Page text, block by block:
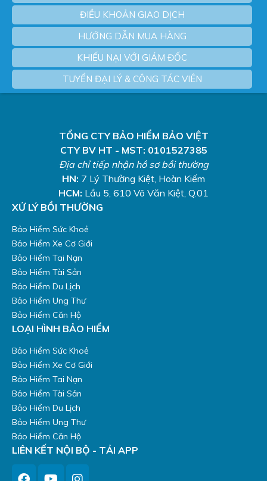
ĐIỀU KHOẢN GIAO DỊCH
HƯỚNG DẪN MUA HÀNG
KHIẾU NẠI VỚI GIÁM ĐỐC
TUYỂN ĐẠI LÝ & CÔNG TÁC VIÊN
TỔNG CTY BẢO HIỂM BẢO VIỆT
CTY BV HT - MST: 0101527385
Địa chỉ tiếp nhận hồ sơ bồi thường
HN: 7 Lý Thường Kiệt, Hoàn Kiếm
HCM: Lầu 5, 610 Võ Văn Kiệt, Q.01
XỬ LÝ BỒI THƯỜNG
Bảo Hiểm Sức Khoẻ
Bảo Hiểm Xe Cơ Giới
Bảo Hiểm Tai Nạn
Bảo Hiểm Tài Sản
Bảo Hiểm Du Lịch
Bảo Hiểm Ung Thư
Bảo Hiểm Căn Hộ
LOẠI HÌNH BẢO HIỂM
Bảo Hiểm Sức Khoẻ
Bảo Hiểm Xe Cơ Giới
Bảo Hiểm Tai Nạn
Bảo Hiểm Tài Sản
Bảo Hiểm Du Lịch
Bảo Hiểm Ung Thư
Bảo Hiểm Căn Hộ
LIÊN KẾT NỘI BỘ - TẢI APP